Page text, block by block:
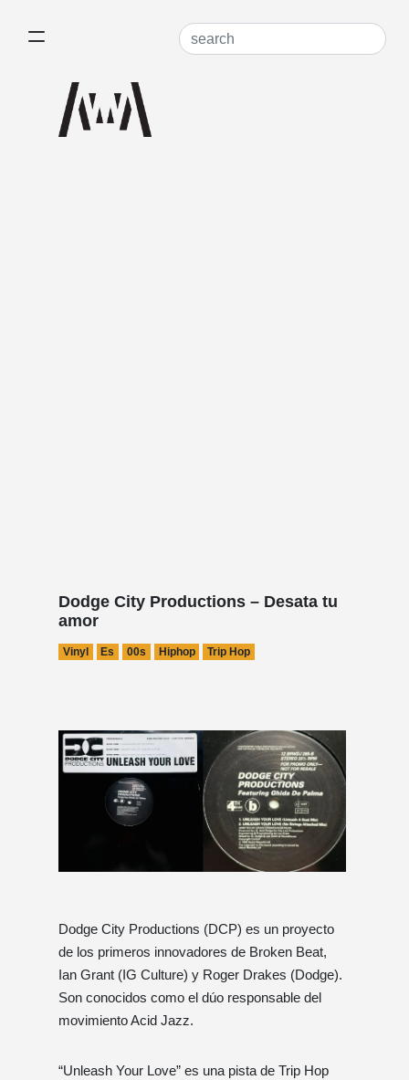
Dodge City Productions – Desata tu
amor
Vinyl Es 00s Hiphop Trip Hop
Dodge City Productions (DCP) es un proyecto
de los primeros innovadores de Broken Beat,
Ian Grant (IG Culture) y Roger Drakes (Dodge).
Son conocidos como el dúo responsable del
movimiento Acid Jazz.
“Unleash Your Love” es una pista de Trip Hop